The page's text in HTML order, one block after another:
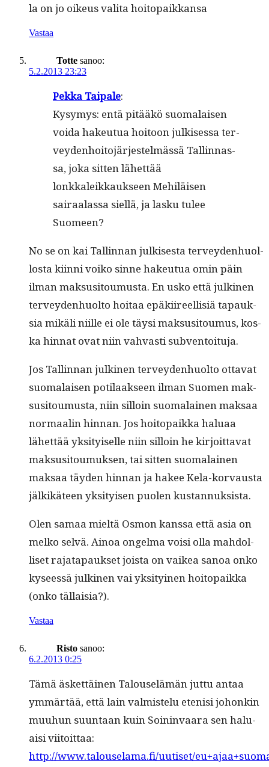
la on jo oikeus vali­ta hoitopaikkansa
Vastaa
Totte sanoo:
5.2.2013 23:23
Pekka Taipale:
Kysymys: entä pitääkö suo­ma­laisen
voi­da hakeu­tua hoitoon julkises­sa ter­
vey­den­hoito­jär­jestelmässä Tallinnas­
sa, joka sit­ten lähet­tää
lonkkaleikkauk­seen Mehiläisen
sairaalas­sa siel­lä, ja lasku tulee
Suomeen?
No se on kai Tallinnan julkises­ta ter­vey­den­huol­
losta kiin­ni voiko sinne hakeu­tua omin päin
ilman mak­susi­toumus­ta. En usko että julki­nen
ter­vey­den­huolto hoitaa epäki­ireel­lisiä tapauk­
sia mikäli niille ei ole täysi mak­susi­toumus, kos­
ka hin­nat ovat niin vah­vasti subventoituja.
Jos Tallinnan julki­nen ter­vey­den­huolto otta­vat
suo­ma­laisen poti­laak­seen ilman Suomen mak­
susi­toumus­ta, niin sil­loin suo­ma­lainen mak­saa
nor­maalin hin­nan. Jos hoitopaik­ka halu­aa
lähet­tää yksi­tyiselle niin sil­loin he kir­joit­ta­vat
mak­susi­toumuk­sen, tai sit­ten suo­ma­lainen
mak­saa täy­den hin­nan ja hakee Kela-kor­vaus­ta
jälkikä­teen yksi­tyisen puolen kustannuksista.
Olen samaa mieltä Osmon kanssa että asia on
melko selvä. Ain­oa ongel­ma voisi olla mah­dol­
liset rajat­a­pauk­set joista on vaikea sanoa onko
kyseessä julki­nen vai yksi­tyi­nen hoitopaik­ka
(onko tällaisia?).
Vastaa
Risto sanoo:
6.2.2013 0:25
Tämä äsket­täi­nen Talouselämän jut­tu antaa
ymmärtää, että lain valmis­telu etenisi johonkin
muuhun suun­taan kuin Soin­in­vaara sen halu­
aisi viitoittaa:
http://www.talouselama.fi/uutiset/